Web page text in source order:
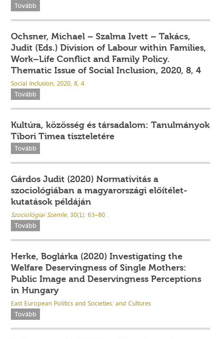
Tovább
Ochsner, Michael – Szalma Ivett – Takács,
Judit (Eds.) Division of Labour within Families,
Work–Life Conflict and Family Policy.
Thematic Issue of Social Inclusion, 2020, 8, 4
Social Inclusion, 2020, 8, 4
Tovább
Kultúra, közösség és társadalom: Tanulmányok
Tibori Timea tiszteletére
Tovább
Gárdos Judit (2020) Normativitás a
szociológiában a magyarországi előítélet-
kutatások példáján
Szociológiai Szemle, 30(1): 63–80 .
Tovább
Herke, Boglárka (2020) Investigating the
Welfare Deservingness of Single Mothers:
Public Image and Deservingness Perceptions
in Hungary
East European Politics and Societies: and Cultures
Tovább